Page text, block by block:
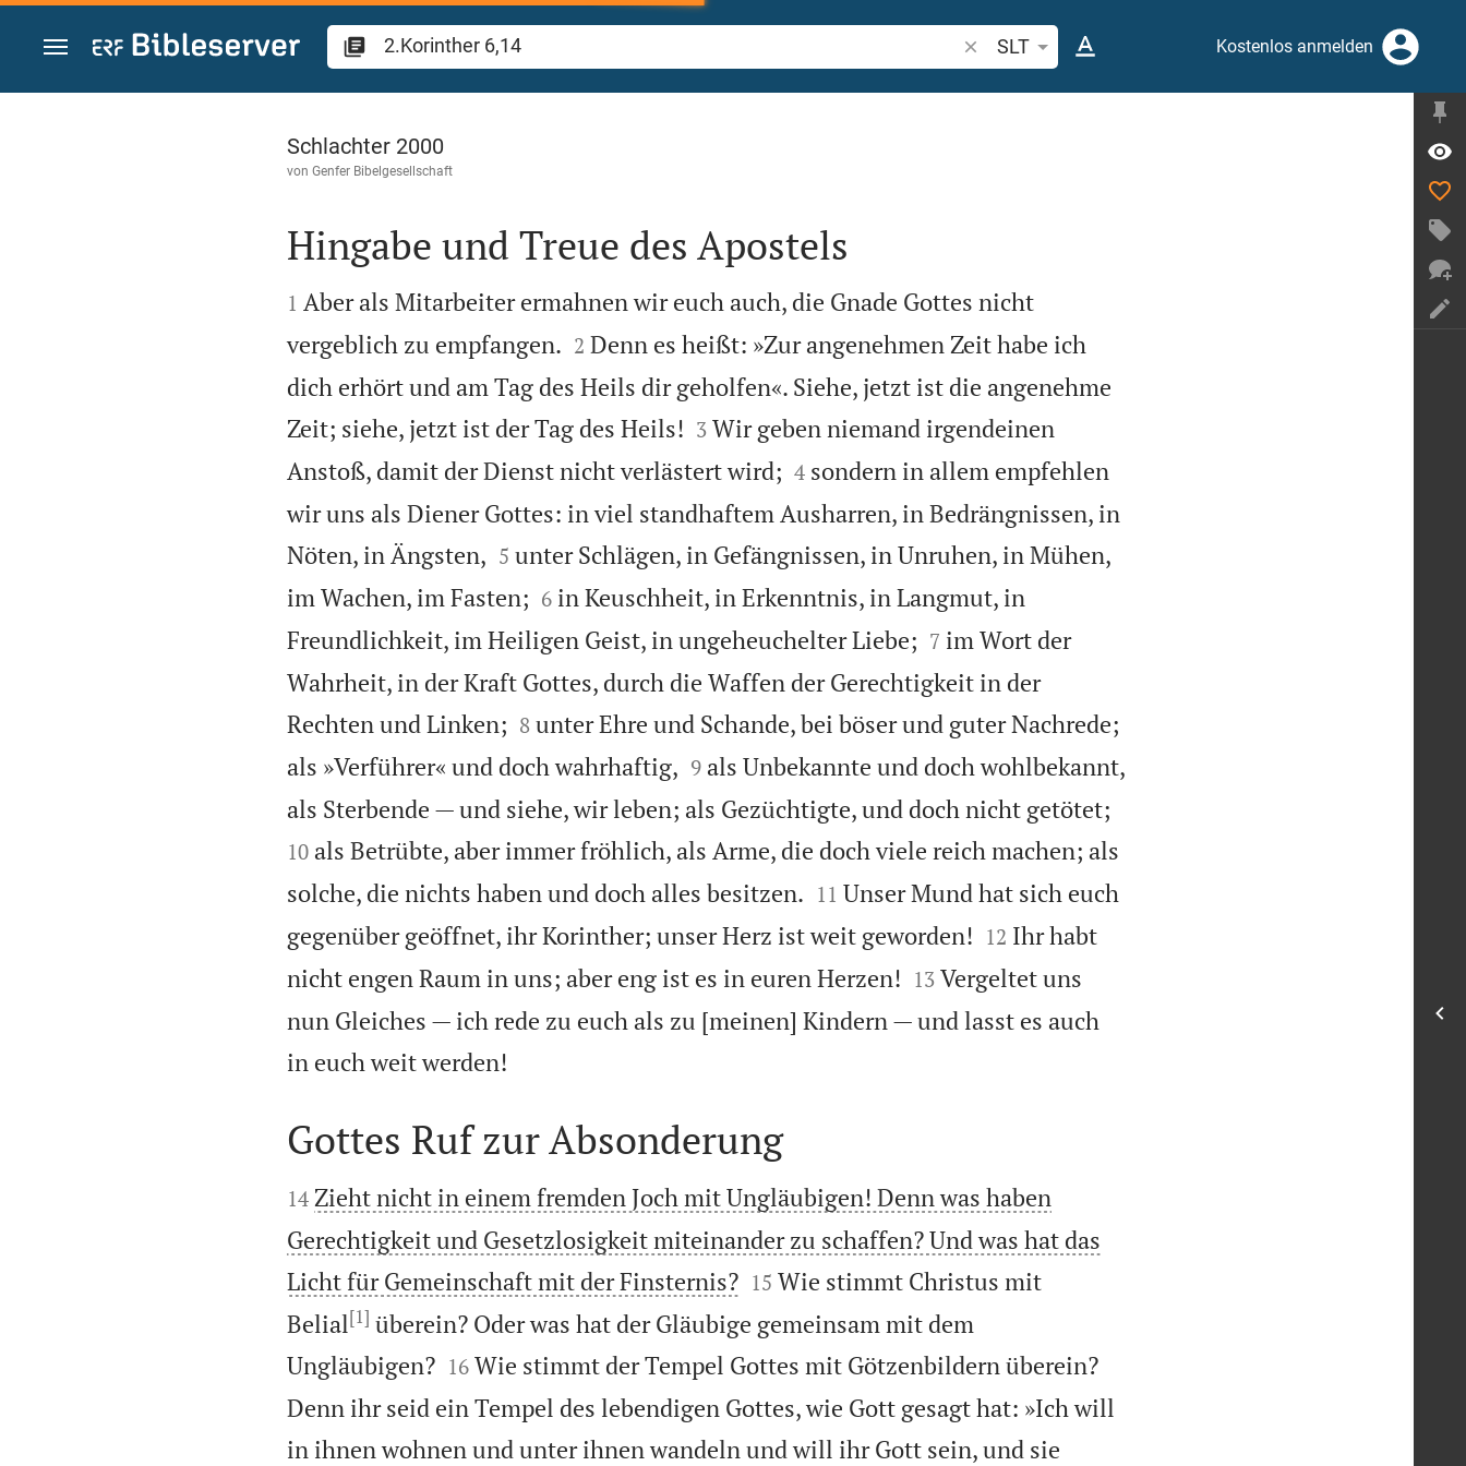
Zum Inhalt springen
Bibelstelle oder Begriff suchen
SLT Kostenlos anmelden
2.Korinther 6
Schlachter 2000
von Genfer Bibelgesellschaft

Hingabe und Treue des Apostels

1 Aber als Mitarbeiter ermahnen wir euch auch, die Gnade Gottes nicht
vergeblich zu empfangen.
2 Denn es heißt: »Zur angenehmen Zeit habe ich
dich erhört und am Tag des Heils dir geholfen«. Siehe, jetzt ist die angenehme
Zeit; siehe, jetzt ist der Tag des Heils!
3 Wir geben niemand irgendeinen
Anstoß, damit der Dienst nicht verlästert wird;
4 sondern in allem empfehlen
wir uns als Diener Gottes: in viel standhaftem Ausharren, in Bedrängnissen, in
Nöten, in Ängsten,
5 unter Schlägen, in Gefängnissen, in Unruhen, in Mühen,
im Wachen, im Fasten;
6 in Keuschheit, in Erkenntnis, in Langmut, in
Freundlichkeit, im Heiligen Geist, in ungeheuchelter Liebe;
7 im Wort der
Wahrheit, in der Kraft Gottes, durch die Waffen der Gerechtigkeit in der
Rechten und Linken;
8 unter Ehre und Schande, bei böser und guter Nachrede;
als »Verführer« und doch wahrhaftig,
9 als Unbekannte und doch wohlbekannt,
als Sterbende — und siehe, wir leben; als Gezüchtigte, und doch nicht getötet;
10 als Betrübte, aber immer fröhlich, als Arme, die doch viele reich machen; als
solche, die nichts haben und doch alles besitzen.
11 Unser Mund hat sich euch
gegenüber geöffnet, ihr Korinther; unser Herz ist weit geworden!
12 Ihr habt
nicht engen Raum in uns; aber eng ist es in euren Herzen!
13 Vergeltet uns
nun Gleiches — ich rede zu euch als zu [meinen] Kindern — und lasst es auch
in euch weit werden!

Gottes Ruf zur Absonderung

14 Zieht nicht in einem fremden Joch mit Ungläubigen! Denn was haben
Gerechtigkeit und Gesetzlosigkeit miteinander zu schaffen? Und was hat das
Licht für Gemeinschaft mit der Finsternis?
15 Wie stimmt Christus mit
Belial[1] überein? Oder was hat der Gläubige gemeinsam mit dem
Ungläubigen?
16 Wie stimmt der Tempel Gottes mit Götzenbildern überein?
Denn ihr seid ein Tempel des lebendigen Gottes, wie Gott gesagt hat: »Ich will
in ihnen wohnen und unter ihnen wandeln und will ihr Gott sein, und sie